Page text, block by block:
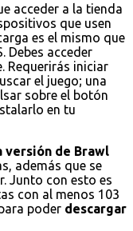
acceder a la tienda
que usen
es el mismo que
Debes acceder
Requerirás iniciar
el juego; una
sobre el botón
en tu
versión de Brawl
además que se
Junto con esto es
con al menos 103
poder descargar